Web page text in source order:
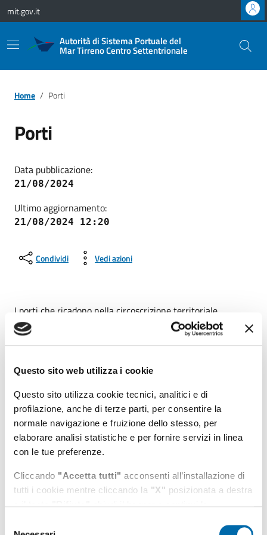
Questo sito web utilizza i cookie
Questo sito utilizza cookie tecnici, analitici e di
profilazione, anche di terze parti, per consentire la
normale navigazione e fruizione dello stesso, per
elaborare analisi statistiche e per fornire servizi in linea
con le tue preferenze.
Cliccando "Accetta tutti" acconsenti all’installazione di
tutti i cookie mentre cliccando la "X" posizionata a destra
Vai ai contenuti
Vai al footer
mit.gov.it
Autorità di Sistema Portuale del
Mar Tirreno Centro Settentrionale
Home Porti
Porti
Data pubblicazione:
21/08/2024
Ultimo aggiornamento:
21/08/2024 12:20
Condividi Vedi azioni
I porti che ricadono nella circoscrizione territoriale
dell'Autorità di Sistema Portuale del Mar Tirreno centro-
settentrionale sono: Civitavecchia, sede principale,
Menu di navigazione
ADSP
Porti